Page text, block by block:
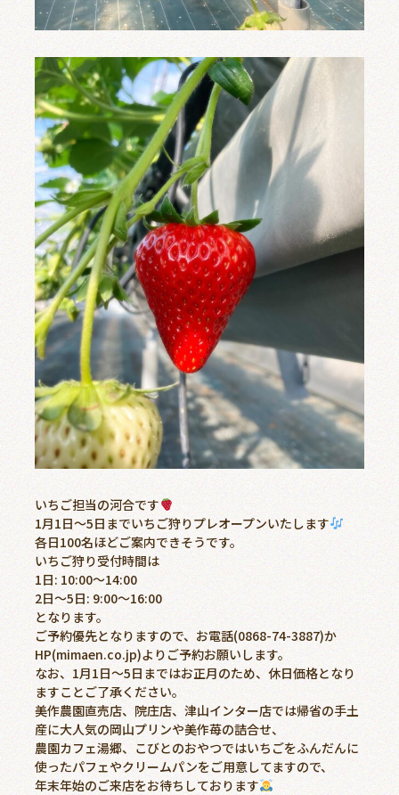
いちご担当の河合です
1月1日〜5日までいちご狩りプレオープンいたします
各日100名ほどご案内できそうです。
いちご狩り受付時間は
1日: 10:00〜14:00
2日〜5日: 9:00〜16:00
となります。
ご予約優先となりますので、お電話(0868-74-3887)か
HP(mimaen.co.jp)よりご予約お願いします。
なお、1月1日〜5日まではお正月のため、休日価格となり
ますことご了承ください。
美作農園直売店、院庄店、津山インター店では帰省の手土
産に大人気の岡山プリンや美作苺の詰合せ、
農園カフェ湯郷、こびとのおやつではいちごをふんだんに
使ったパフェやクリームパンをご用意してますので、
年末年始のご来店をお待ちしております